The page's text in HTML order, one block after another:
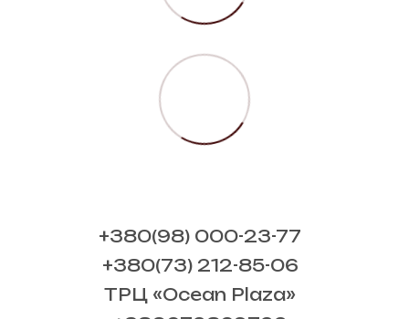
+380(98) 000-23-77
+380(73) 212-85-06
ТРЦ «Ocean Plaza»